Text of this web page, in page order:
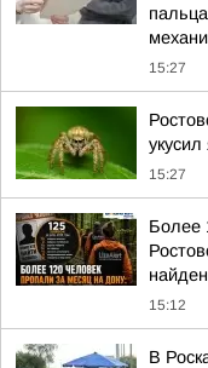
15:27
15:27
Более
15:12
В